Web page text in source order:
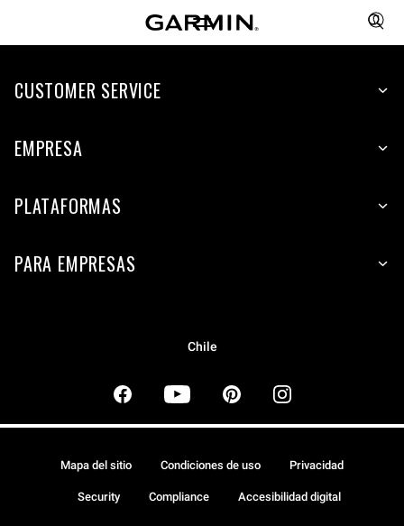
CUSTOMER SERVICE
EMPRESA
PLATAFORMAS
PARA EMPRESAS
Chile
Mapa del sitio Condiciones de uso Privacidad
Security Compliance Accesibilidad digital